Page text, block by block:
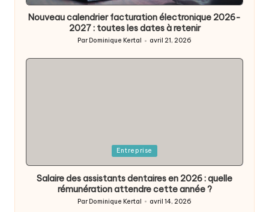
Nouveau calendrier facturation électronique 2026-
2027 : toutes les dates à retenir
Par Dominique Kertal avril 21, 2026
Entreprise
Salaire des assistants dentaires en 2026 : quelle
rémunération attendre cette année ?
Posted
Par Dominique Kertal avril 14, 2026